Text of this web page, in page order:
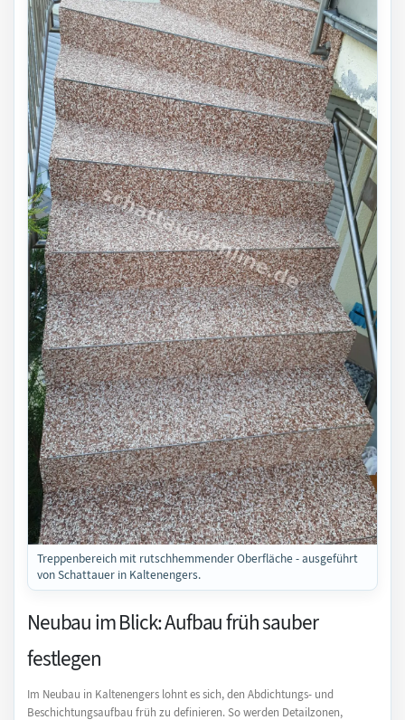
Treppenbereich mit rutschhemmender Oberfläche - ausgeführt
von Schattauer in Kaltenengers.
Neubau im Blick: Aufbau früh sauber
festlegen
Im Neubau in Kaltenengers lohnt es sich, den Abdichtungs- und
Beschichtungsaufbau früh zu definieren. So werden Detailzonen,